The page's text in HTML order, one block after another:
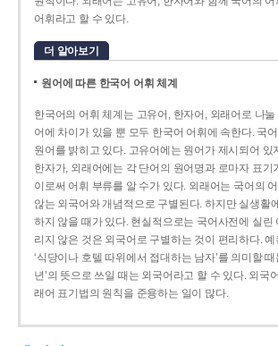
어휘라고 할 수 있다.
더 알아보기
원어에 따른 한국어 어휘 체계
한국어의 어휘 체계는 고유어, 한자어, 외래어로 나눌
어에 차이가 있을 뿐 모두 한국어 어휘에 속한다. 국
원어를 밝히고 있다. 고유어에는 원어가 제시되어 있
한자가, 외래어에는 각 단어의 원어명과 로마자 표기
이로써 어휘 부류를 알 수가 있다. 외래어는 국어의
않는 외국어와 개념적으로 구별된다. 하지만 실생활
하지 않을 때가 있다. 현실적으로는 국어사전에 실린
리지 않은 것은 외국어로 구별하는 것이 편리하다. 예
‘식당이나 호텔 따위에서 접대하는 남자’를 의미할 때
년’의 뜻으로 쓰일 때는 외국어라고 할 수 있다. 외국
래어 표기법의 원칙을 준용하는 일이 많다.